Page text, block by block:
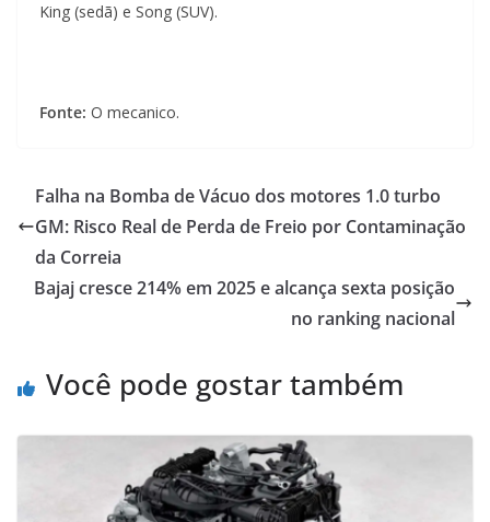
King (sedã) e Song (SUV).
Fonte: O mecanico.
Falha na Bomba de Vácuo dos motores 1.0 turbo
GM: Risco Real de Perda de Freio por Contaminação
da Correia
Bajaj cresce 214% em 2025 e alcança sexta posição
no ranking nacional
Você pode gostar também